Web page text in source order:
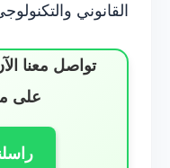
القانوني
تواصل معنا
على